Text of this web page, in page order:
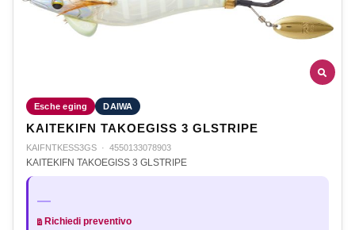
Esche eging DAIWA
KAITEKIFN TAKOEGISS 3 GLSTRIPE
KAIFNTKESS3GS · 4550133078903
KAITEKIFN TAKOEGISS 3 GLSTRIPE
—
Richiedi preventivo